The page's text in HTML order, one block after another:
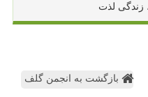
زندگی لذت
بازگشت به انجمن گلف